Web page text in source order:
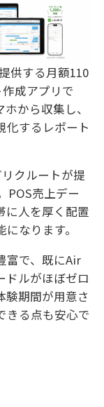
供する月額110
成アプリで
から収集し、
化するレポート
クルートが提
POS売上デー
に人を厚く配置
なります。
富で、既にAir
ドルがほぼゼロ
験期間が用意さ
きる点も安心で